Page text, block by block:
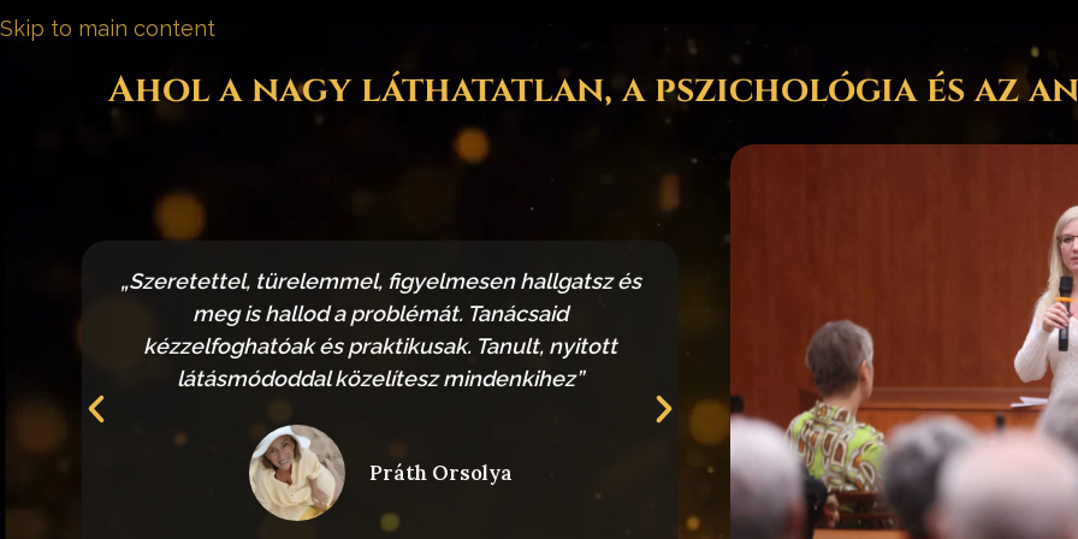
Skip to main content
Ahol a nagy láthatatlan, a pszichológia és az
„Szeretettel, türelemmel, figyelmesen hallgatsz és
meg is hallod a problémát. Tanácsaid
kézzelfoghatóak és praktikusak. Tanult, nyitott
látásmódoddal közelítesz mindenkihez”
Práth Orsolya
„Hannával beszélgetni, vagy tőle
amikor egy új nyelvet sajátítasz
Minden helyzetben mutat neked
más nézőpontot. Mindig
értelmetlennek
Szána-